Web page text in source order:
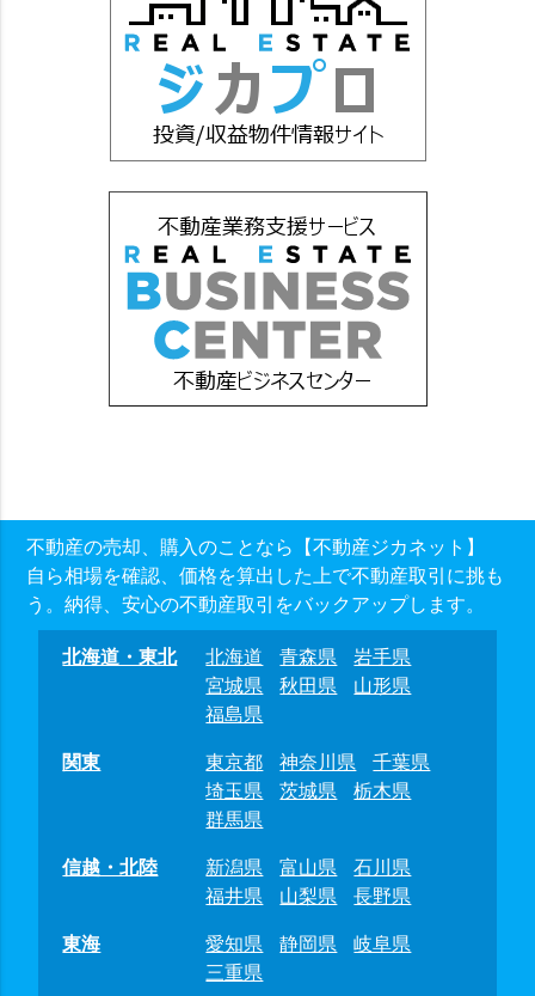
不動産の売却、購入のことなら【不動産ジカネット】
自ら相場を確認、価格を算出した上で不動産取引に挑も
う。納得、安心の不動産取引をバックアップします。
北海道・東北 北海道 青森県
岩手県
宮城県
秋田県
山形県
福島県
関東
東京都 神奈川県
千葉県
埼玉県
茨城県
栃木県
群馬県
信越・北陸
新潟県 富山県
石川県
福井県
山梨県
長野県
東海
愛知県 静岡県
岐阜県
三重県